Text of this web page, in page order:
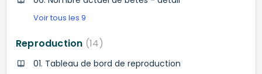
Voir tous les 9
Reproduction 14
01. Tableau de bord de reproduction